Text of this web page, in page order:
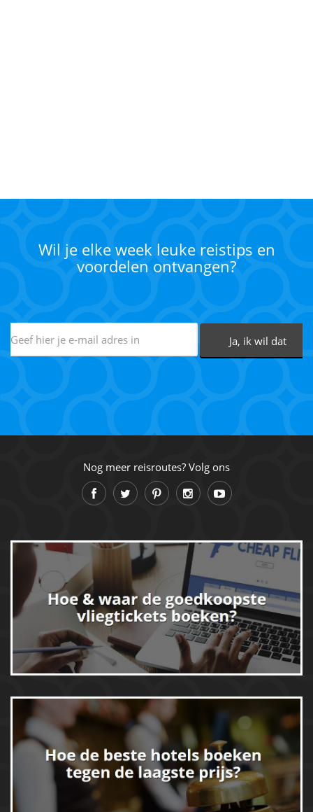
Wil je elke week leuke reistips en
voordelen ontvangen?
Nog meer reisroutes? Volg ons